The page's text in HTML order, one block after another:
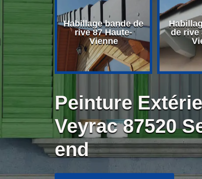
toit
Habillage bande de
rive 87 Haute-
Vienne
de rive
Peinture
Veyrac 87520
end